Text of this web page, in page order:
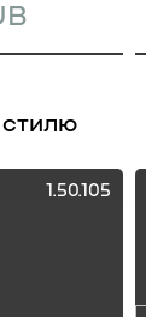
1.50.105